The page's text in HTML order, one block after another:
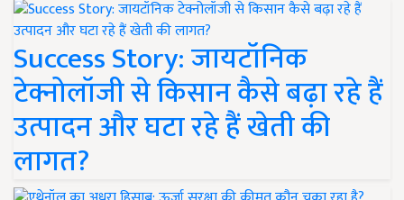
Success Story: जायटॉनिक
टेक्नोलॉजी से किसान कैसे बढ़ा रहे हैं
उत्पादन और घटा रहे हैं खेती की
लागत?